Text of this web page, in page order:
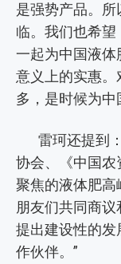
是强势产品。
临。我们也希
一起为中国液
意义上的实惠
多，是时候为中
雷珂还提到：
协会、《中国
聚焦的液体肥
朋友们共同商
提出建设性的
作伙伴。”